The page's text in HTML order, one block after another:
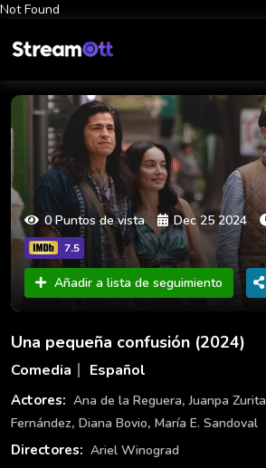
Not Found
0 Puntos de vista Dec 25 2024
7.5
Añadir a lista de seguimiento
Una pequeña confusión (2024)
Comedia Español
Actores: Ana de la Reguera,Juanpa Zurita
Fernández, Diana Bovio, María E. Sandoval
Directores: Ariel Winograd